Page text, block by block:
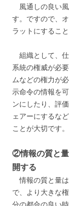
風通しの良い風
す。ですので、
ラットにするこ
組織として、仕
系統の権威が必
ムなどの権力が
示命令の情報を
ンにしたり、評
ェアーにするな
ことが大切です。
②情報の質と量
開する
情報の質と量
で、より大きな